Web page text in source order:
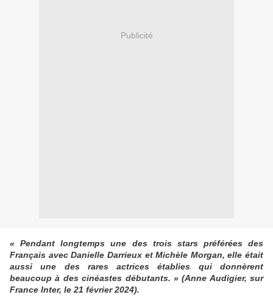
Publicité
« Pendant longtemps une des trois stars préférées des
Français avec Danielle Darrieux et Michèle Morgan, elle était
aussi une des rares actrices établies qui donnèrent
beaucoup à des cinéastes débutants. » (Anne Audigier, sur
France Inter, le 21 février 2024).